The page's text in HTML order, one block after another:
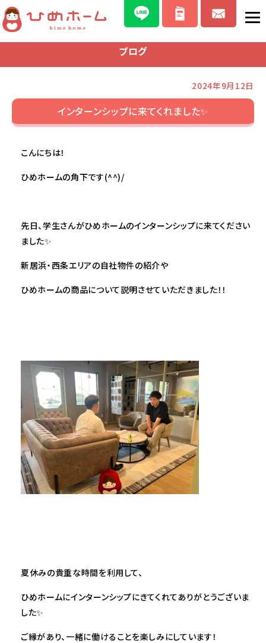
ブログ
2024年9月12日
インターンシップに来てくれました✨
こんにちは！
ひめホームの角下です(^^)/
先日、学生さんがひめホームのインターンシップに来てください
ました✨
新居浜・西条エリアの自社物件の紹介や
ひめホームの商品について説明させていただきました！！
夏休みの貴重な時間を利用して、
ひめホームにインターンシップにきてくれてありがとうございま
した✨
ご縁があり、一緒に働けることを楽しみにしています！